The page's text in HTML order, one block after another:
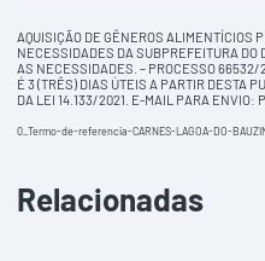
AQUISIÇÃO DE GÊNEROS ALIMENTÍCIOS
NECESSIDADES DA SUBPREFEITURA DO
AS NECESSIDADES. – PROCESSO 66532/
É 3 (TRÊS) DIAS ÚTEIS A PARTIR DESTA
DA LEI 14.133/2021. E-MAIL PARA ENVIO:
0_Termo-de-referencia-CARNES-LAGOA-DO-
Relacionadas